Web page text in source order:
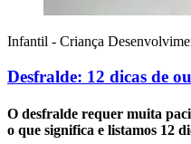
Infantil - Criança
Desfralde: 12 dicas de
O desfralde requer muita
o que significa e listamos 12